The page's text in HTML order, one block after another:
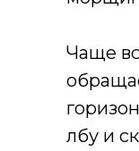
Чаще
лбу и